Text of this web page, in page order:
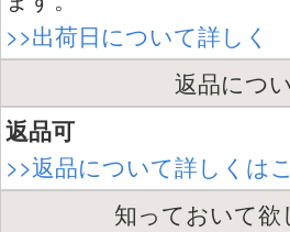
>>出荷日について詳しく
返品につ
返品可
>>返品について詳しくは
知っておいて欲